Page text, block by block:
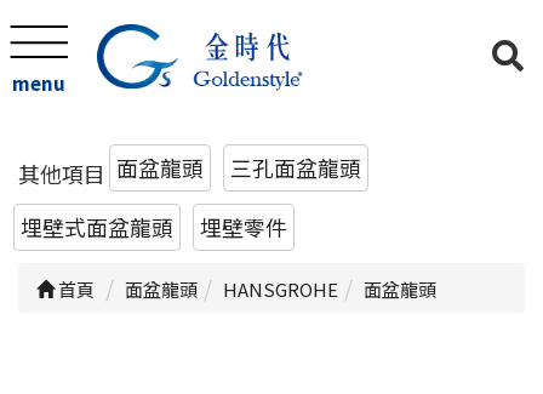
menu
其他項目 面盆龍頭
三孔面盆龍頭
埋壁式面盆龍頭
埋壁零件
首頁 面盆龍頭 HANSGROHE 面盆龍頭